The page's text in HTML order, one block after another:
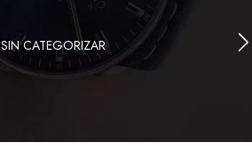
SIN CATEGORIZAR